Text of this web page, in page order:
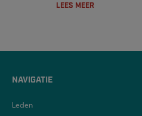
LEES MEER
NAVIGATIE
Leden